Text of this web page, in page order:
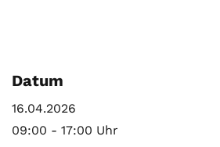
Datum
16.04.2026
09:00 - 17:00 Uhr